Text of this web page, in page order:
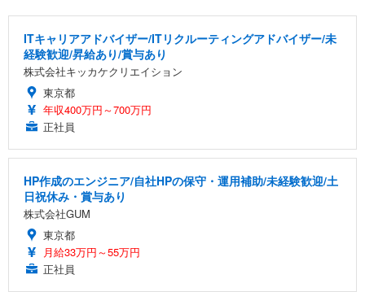
ITキャリアアドバイザー/ITリクルーティングアドバイザー/未
経験歓迎/昇給あり/賞与あり
株式会社キッカケクリエイション
東京都
年収400万円～700万円
正社員
HP作成のエンジニア/自社HPの保守・運用補助/未経験歓迎/土
日祝休み・賞与あり
株式会社GUM
東京都
月給33万円～55万円
正社員